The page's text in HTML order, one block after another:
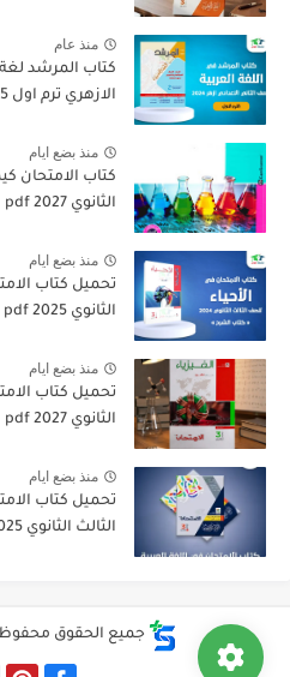
منذ عام
كتاب المرشد لغة
الازهري ترم اول 2025 pdf
منذ بضع ايام
كتاب الامتحان
الثانوي pdf 2027
منذ بضع ايام
تحميل كتاب
الثانوي 2025 pdf
منذ بضع ايام
تحميل كتاب
الثانوي 2027 pdf
منذ بضع ايام
تحميل كتاب
الثالث الثانوي 2025 pdf
جميع الحقوق